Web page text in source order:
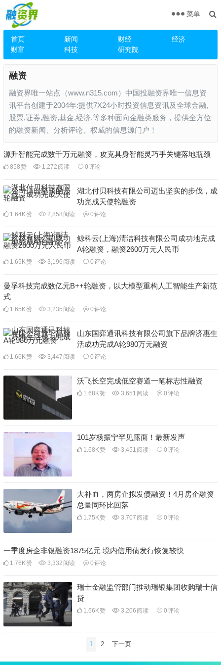
首页 新闻 财经
经济
财富
科技 研究院
菜单
融资
融资界唯一站点（www.n315.com）中国投融资界唯一信息资
讯平台创建于2004年:提供7X24小时投资信息资讯及全球金融,
股票,证券,融资,基金,经济,等多种面向金融类服务，提供全方位
的融资新闻、分析评论、权威的信息源门户！
源升智能完成数千万元融资，攻克具身智能灵巧手关键落地瓶颈
858赞 1,272 阅读 0评论
湖北付贝科技有限公司迈出坚实的步伐，成
功完成天使轮融资
1.64K赞 2,858 阅读 0评论
鲸科云(上海)清洁科技有限公司成功地完成
A轮融资，融资2600万元人民币
1.65K赞 3,196 阅读 0评论
曼孚科技完成数亿元B++轮融资，以大模型重构人工智能生产新范
式
1.65K赞 3,235 阅读 0评论
山东国弈通讯科技有限公司旗下品牌济惠生
活成功完成A轮980万元融资
1.66K赞 3,447 阅读 0评论
沃飞长空完成低空赛道一笔标志性融资
1.68K赞 3,651 阅读 0评论
101岁杨振宁罕见露面！最新发声
1.68K赞 3,451 阅读 0评论
大补血，两房企拟发债融资！4月房企融资
总量同环比回落
1.75K赞 3,707 阅读 0评论
一季度房企非银融资1875亿元 境内信用债发行恢复较快
1.76K赞 3,332 阅读 0评论
瑞士金融监管部门推动瑞银集团收购瑞士信
贷
1.66K赞 3,206 阅读 0评论
分
1 2 下一页